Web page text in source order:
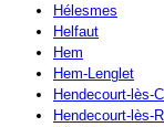
Hélesmes
Helfaut
Hem
Hem-Lenglet
Hendecourt-lès-
Hendecourt-lès-